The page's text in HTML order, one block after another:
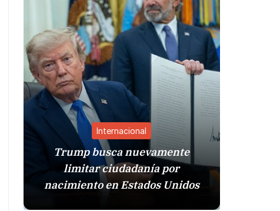
Internacional
Trump busca nuevamente
limitar ciudadanía por
nacimiento en Estados Unidos